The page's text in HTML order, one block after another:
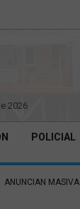
2026
POLICIAL
ANUNCIAN